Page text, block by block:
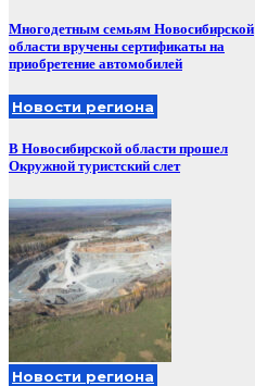
Многодетным семьям Новосибирской
области вручены сертификаты на
приобретение автомобилей
Новости региона
В Новосибирской области прошел
Окружной туристский слет
Новости региона